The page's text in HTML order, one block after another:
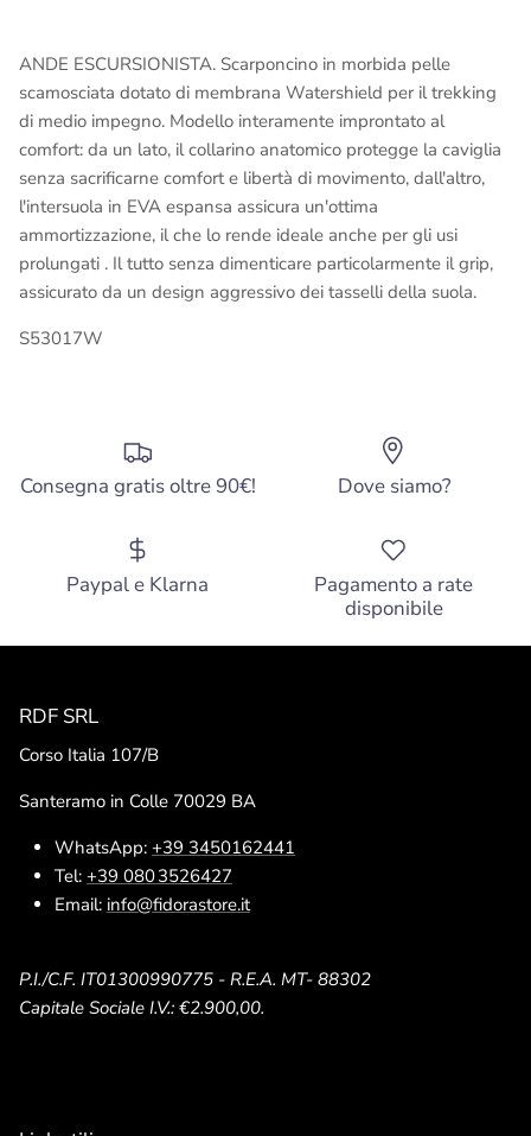
ANDE ESCURSIONISTA. Scarponcino in morbida pelle
scamosciata dotato di membrana Watershield per il trekking
di medio impegno. Modello interamente improntato al
comfort: da un lato, il collarino anatomico protegge la caviglia
senza sacrificarne comfort e libertà di movimento, dall'altro,
l'intersuola in EVA espansa assicura un'ottima
ammortizzazione, il che lo rende ideale anche per gli usi
prolungati . Il tutto senza dimenticare particolarmente il grip,
assicurato da un design aggressivo dei tasselli della suola.
S53017W
Consegna gratis oltre 90€! Dove siamo?
Paypal e Klarna
Pagamento a rate
disponibile
RDF SRL
Corso Italia 107/B
Santeramo in Colle 70029 BA
WhatsApp: +39 3450162441
Tel: +39 080 3526427
Email: info@fidorastore.it
P.I./C.F. IT01300990775 - R.E.A. MT- 88302
Capitale Sociale I.V.: €2.900,00.